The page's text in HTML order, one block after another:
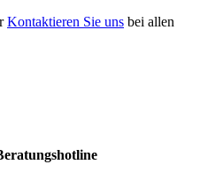
Kontaktieren Sie uns bei allen